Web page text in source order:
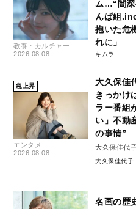
教養・カルチャー
2026.08.08
ム…“闇深
んぱ組
抱いた危
れに」
キムラ
急上昇
エンタメ
2026.08.08
大久保佳
きっかけ
ラー番組
い」不動
の事情”
大久保佳代
大久保佳代子
名画の歴